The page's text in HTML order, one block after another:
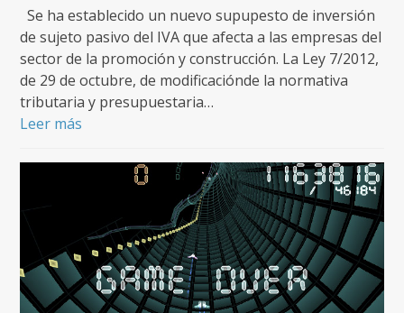
Se ha establecido un nuevo supupesto de inversión
de sujeto pasivo del IVA que afecta a las empresas del
sector de la promoción y construcción. La Ley 7/2012,
de 29 de octubre, de modificaciónde la normativa
tributaria y presupuestaria…
Leer más